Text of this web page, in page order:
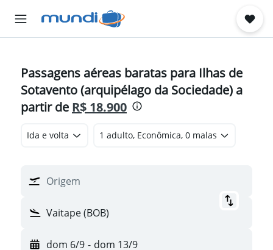
Passagens aéreas baratas para Ilhas de
Sotavento (arquipélago da Sociedade) a
partir de R$ 18.900
Ida e volta 1 adulto, Econômica, 0 malas
Origem
Vaitape (BOB)
dom 6/9 - dom 13/9